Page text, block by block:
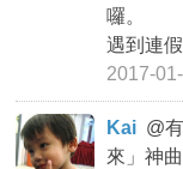
囉。
遇到連假
2017-
Kai @
來」神